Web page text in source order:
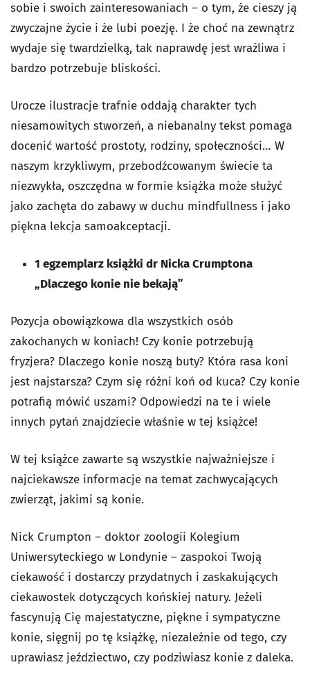
sobie i swoich zainteresowaniach – o tym, że cieszy ją
zwyczajne życie i że lubi poezję. I że choć na zewnątrz
wydaje się twardzielką, tak naprawdę jest wrażliwa i
bardzo potrzebuje bliskości.
Urocze ilustracje trafnie oddają charakter tych
niesamowitych stworzeń, a niebanalny tekst pomaga
docenić wartość prostoty, rodziny, społeczności… W
naszym krzykliwym, przebodźcowanym świecie ta
niezwykła, oszczędna w formie książka może służyć
jako zachęta do zabawy w duchu mindfullness i jako
piękna lekcja samoakceptacji.
1 egzemplarz książki dr Nicka Crumptona
„Dlaczego konie nie bekają”
Pozycja obowiązkowa dla wszystkich osób
zakochanych w koniach! Czy konie potrzebują
fryzjera? Dlaczego konie noszą buty? Która rasa koni
jest najstarsza? Czym się różni koń od kuca? Czy konie
potrafią mówić uszami? Odpowiedzi na te i wiele
innych pytań znajdziecie właśnie w tej książce!
W tej książce zawarte są wszystkie najważniejsze i
najciekawsze informacje na temat zachwycających
zwierząt, jakimi są konie.
Nick Crumpton – doktor zoologii Kolegium
Uniwersyteckiego w Londynie – zaspokoi Twoją
ciekawość i dostarczy przydatnych i zaskakujących
ciekawostek dotyczących końskiej natury. Jeżeli
fascynują Cię majestatyczne, piękne i sympatyczne
konie, sięgnij po tę książkę, niezależnie od tego, czy
uprawiasz jeździectwo, czy podziwiasz konie z daleka.